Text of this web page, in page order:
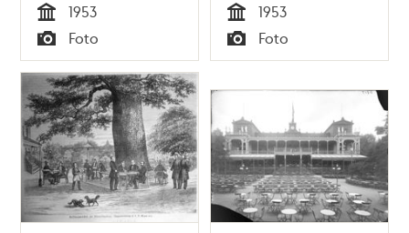
Tid
1953
Typ
Foto Tid
1953
Typ
Foto